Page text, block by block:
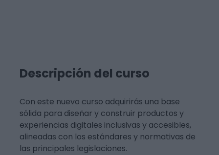
Descripción del curso
Con este nuevo curso adquirirás una base
sólida para diseñar y construir productos y
experiencias digitales inclusivas y accesibles,
alineadas con los estándares y normativas de
las principales legislaciones.